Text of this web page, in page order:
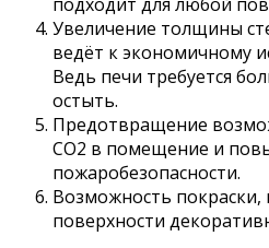
Увеличение толщины
ведёт к экономичному
Ведь печи требуется
остыть.
Предотвращение
СО2 в помещение и
пожаробезопасности.
Возможность
поверхности